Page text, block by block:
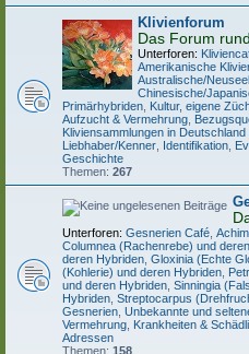
Klivienforum
Das Forum
Unterforen:
Amerikanische
Australische/
Chinesische/
Primärhybriden Kultur, eigene
Aufzucht & Vermehrung
Kliviensammlungen in
Liebhaber/Kenner Identifikation
Geschichte
Themen: 267
Unterforen: Gesnerien Café
Columnea (Rachenrebe) und
deren Hybriden Gloxinia (Echte
(Kohlerie) und deren Hybriden
und deren Hybriden Sinningia
Hybriden Streptocarpus
Gesnerien Unbekannte und
Vermehrung Krankheiten &
Adressen
Themen: 158